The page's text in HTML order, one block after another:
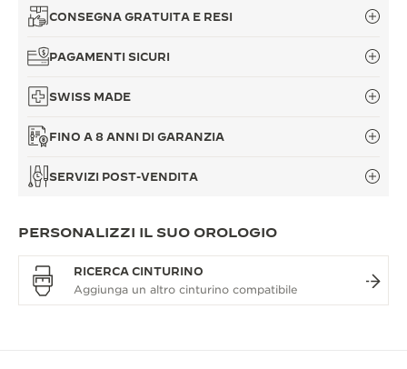
CONSEGNA GRATUITA E RESI
PAGAMENTI SICURI
SWISS MADE
FINO A 8 ANNI DI GARANZIA
SERVIZI POST-VENDITA
PERSONALIZZI IL SUO OROLOGIO
RICERCA CINTURINO